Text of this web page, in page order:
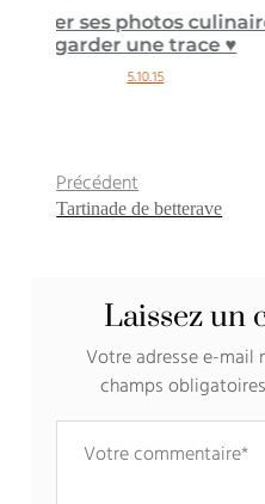
Week-end à
Précédent
Tartinade de betterave
Laissez un
Votre adresse e-mail
champs